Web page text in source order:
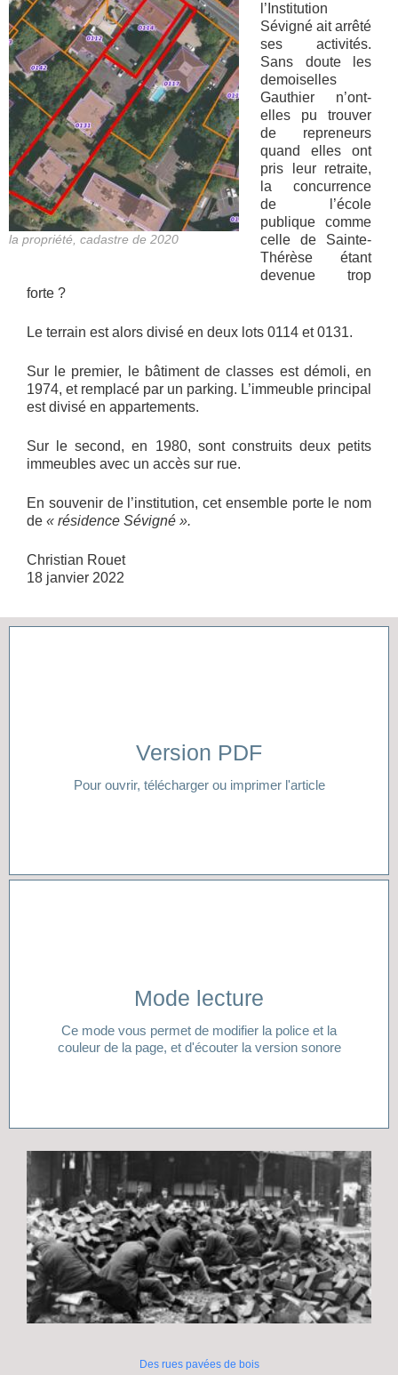
la propriété, cadastre de 2020
l’Institution
Sévigné ait arrêté
ses activités.
Sans doute les
demoiselles
Gauthier n’ont-
elles pu trouver
de repreneurs
quand elles ont
pris leur retraite,
la concurrence
de l’école
publique comme
celle de Sainte-
Thérèse étant
devenue trop
forte ?
Le terrain est alors divisé en deux lots 0114 et 0131.
Sur le premier, le bâtiment de classes est démoli, en
1974, et remplacé par un parking. L’immeuble principal
est divisé en appartements.
Sur le second, en 1980, sont construits deux petits
immeubles avec un accès sur rue.
En souvenir de l’institution, cet ensemble porte le nom
de « résidence Sévigné ».
Christian Rouet
18 janvier 2022
Version PDF
Pour ouvrir, télécharger ou imprimer l'article
Cliquer ici
Mode lecture
Ce mode vous permet de modifier la police et la
couleur de la page, et d'écouter la version sonore
Vous avez besoin d'aide pour accéder à votre mode
Des rues pavées de bois